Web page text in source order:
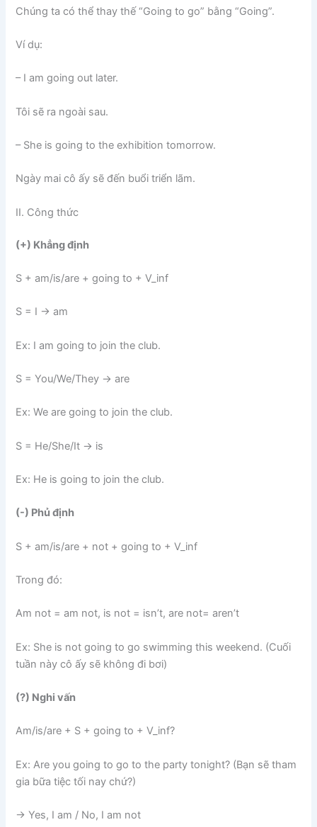
Chúng ta có thể thay thế “Going to go” bằng “Going”.
Ví dụ:
– I am going out later.
Tôi sẽ ra ngoài sau.
– She is going to the exhibition tomorrow.
Ngày mai cô ấy sẽ đến buổi triển lãm.
II. Công thức
(+) Khẳng định
S + am/is/are + going to + V_inf
S = I -> am
Ex: I am going to join the club.
S = You/We/They -> are
Ex: We are going to join the club.
S = He/She/It -> is
Ex: He is going to join the club.
(-) Phủ định
S + am/is/are + not + going to + V_inf
Trong đó:
Am not = am not, is not = isn’t, are not= aren’t
Ex: She is not going to go swimming this weekend. (Cuối
tuần này cô ấy sẽ không đi bơi)
(?) Nghi vấn
Am/is/are + S + going to + V_inf?
Ex: Are you going to go to the party tonight? (Bạn sẽ tham
gia bữa tiệc tối nay chứ?)
→ Yes, I am / No, I am not